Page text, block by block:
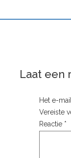
Laat een
Het e-
Vereiste
Reactie *